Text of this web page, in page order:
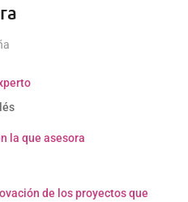
la que asesora
de los proyectos que